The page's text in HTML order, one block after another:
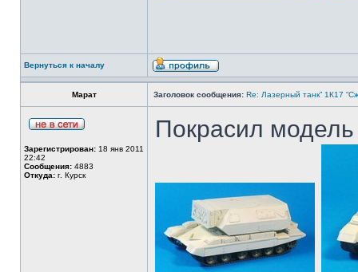
Вернуться к началу
Марат Заголовок сообщения: Re: Лазерный танк” 1К17
Зарегистрирован: 18 янв 2011
22:42
Сообщения: 4883
Откуда: г. Курск
Покрасил